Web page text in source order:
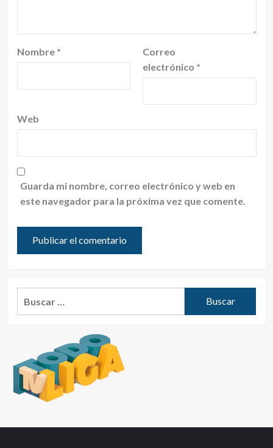
Nombre *
Correo
electrónico *
Web
Guarda mi nombre, correo electrónico y web en
este navegador para la próxima vez que comente.